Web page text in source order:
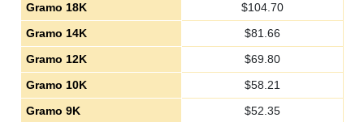
Gramo 18K
$104.70
Gramo 14K
$81.66
Gramo 12K
$69.80
Gramo 10K
$58.21
Gramo 9K
$52.35